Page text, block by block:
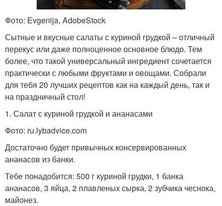
Фото: Evgenija, AdobeStock
Сытные и вкусные салаты с куриной грудкой – отличный
перекус или даже полноценное основное блюдо. Тем
более, что такой универсальный ингредиент сочетается
практически с любыми фруктами и овощами. Собрали
для тебя 20 лучших рецептов как на каждый день, так и
на праздничный стол!
1. Салат с куриной грудкой и ананасами
Фото: ru.lybadvice.com
Достаточно будет привычных консервированных
ананасов из банки.
Тебе понадобится: 500 г куриной грудки, 1 банка
ананасов, 3 яйца, 2 плавленых сырка, 2 зубчика чеснока,
майонез.